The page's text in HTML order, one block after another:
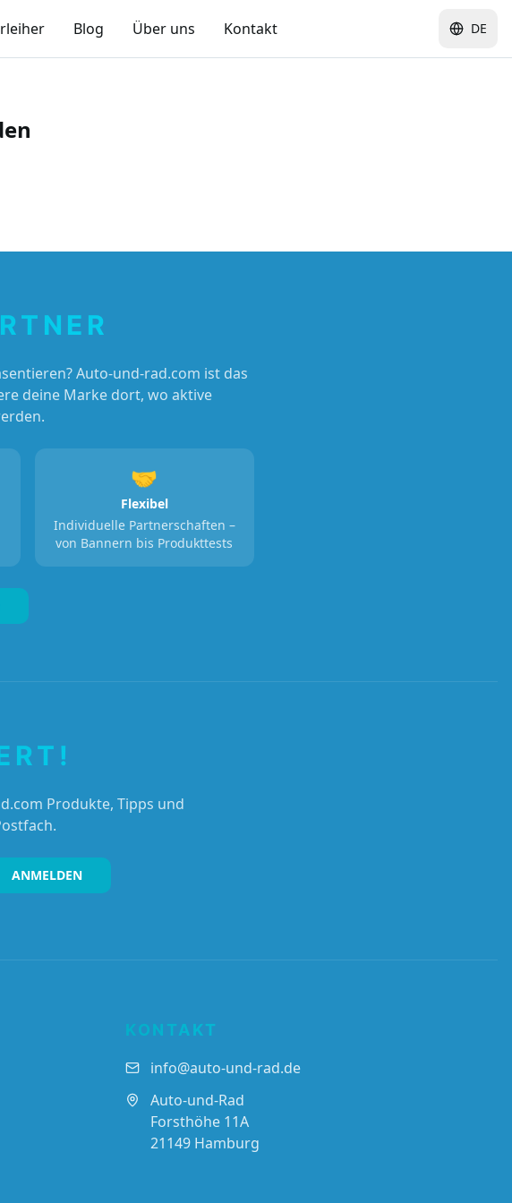
Blog Über uns Kontakt DE
Auto-und-rad.com ist das
deine Marke dort, wo aktive
🤝
Flexibel
Individuelle Partnerschaften –
von Bannern bis Produkttests
Produkte, Tipps und
ANMELDEN
KONTAKT
info@auto-und-rad.de
Auto-und-Rad
Forsthöhe 11A
21149 Hamburg